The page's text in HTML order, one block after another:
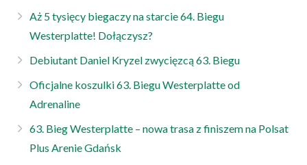
Aż 5 tysięcy biegaczy na starcie 64. Biegu
Westerplatte! Dołączysz?
Debiutant Daniel Kryzel zwycięzcą 63. Biegu
Oficjalne koszulki 63. Biegu Westerplatte od
Adrenaline
63. Bieg Westerplatte – nowa trasa z finiszem na Polsat
Plus Arenie Gdańsk